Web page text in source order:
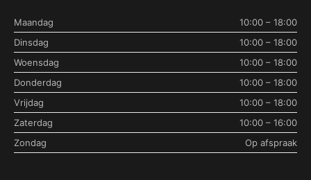
Maandag
10:00 – 18:00
Dinsdag
10:00 – 18:00
Woensdag
10:00 – 18:00
Donderdag
10:00 – 18:00
Vrijdag
10:00 – 18:00
Zaterdag
10:00 – 16:00
Zondag
Op afspraak